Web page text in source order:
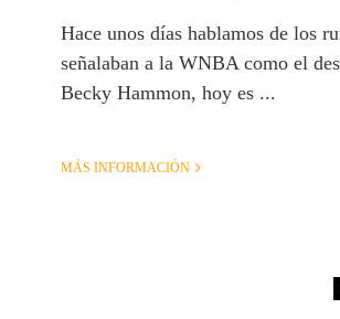
Hace unos días hablamos de los
señalaban a la WNBA como el
Becky Hammon, hoy es ...
MÁS INFORMACIÓN